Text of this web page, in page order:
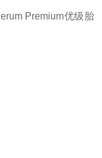
Premium优级胎